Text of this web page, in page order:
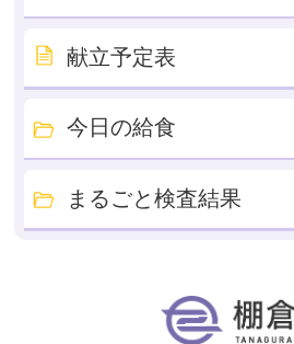
献立予定表
今日の給食
まるごと検査結果